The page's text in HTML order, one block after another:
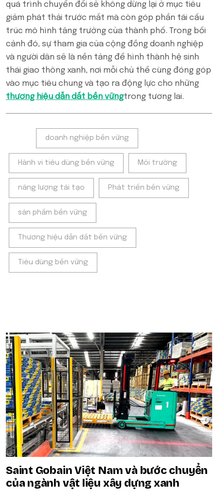
quá trình chuyển đổi sẽ không dừng lại ở mục tiêu
giảm phát thải trước mắt mà còn góp phần tái cấu
trúc mô hình tăng trưởng của thành phố. Trong bối
cảnh đó, sự tham gia của cộng đồng doanh nghiệp
và người dân sẽ là nền tảng để hình thành hệ sinh
thái giao thông xanh, nơi mỗi chủ thể cùng đóng góp
vào mục tiêu chung và tạo ra động lực cho những
thương hiệu dẫn dắt bền vữngtrong tương lai.
doanh nghiệp bền vững
Hành vi tiêu dùng bền vững Môi trường
năng lượng tái tạo Phát triển bền vững
sản phẩm bền vững
Thương hiệu dẫn dắt bền vững
Tiêu dùng bền vững
Saint Gobain Việt Nam và bước chuyển
của ngành vật liệu xây dựng xanh